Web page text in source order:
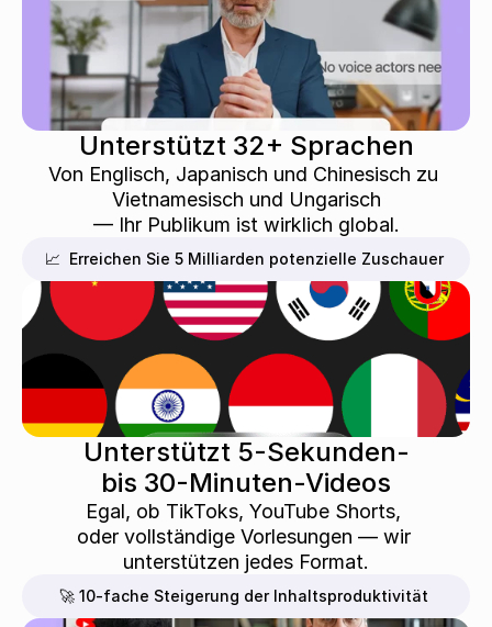
Unterstützt 32+ Sprachen
Von Englisch, Japanisch und Chinesisch zu
Vietnamesisch und Ungarisch
— Ihr Publikum ist wirklich global.
📈  Erreichen Sie 5 Milliarden potenzielle Zuschauer
Unterstützt 5-Sekunden-
bis 30-Minuten-Videos
Egal, ob TikToks, YouTube Shorts,
oder vollständige Vorlesungen — wir
unterstützen jedes Format.
🚀 10-fache Steigerung der Inhaltsproduktivität